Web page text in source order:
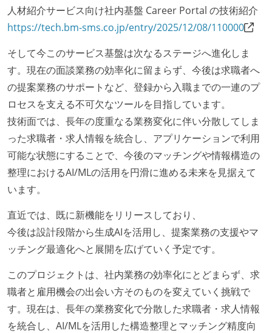
人材紹介サービス向け社内基盤 Career Portal の技術紹介
https://tech.bm-sms.co.jp/entry/2025/12/08/110000
そして今このサービス基盤は次なるステージへ進化しま
す。現在の面談業務の効率化に留まらず、今後は求職者へ
の提案業務のサポートなど、登録から入職までの一連のプ
ロセスを支える不可欠なツールを目指しています。
技術面では、長年の度重なる業務変化に伴い分散してしま
った求職者・求人情報を統合し、アプリケーションで利用
可能な状態にすることで、今後のマッチングや情報構造の
整理におけるAI/MLの活用を円滑に進める未来を見据えて
います。
直近では、既に新機能をリリースしており、
今後は設計段階から生成AIを活用し、提案業務の支援やマ
ッチング最適化へと展開を広げていく予定です。
このプロジェクトは、社内業務の効率化にとどまらず、求
職者と雇用機会の出会い方そのものを変えていく挑戦で
す。現在は、長年の業務変化で分散した求職者・求人情報
を統合し、AI/MLを活用した構造整理とマッチング精度向